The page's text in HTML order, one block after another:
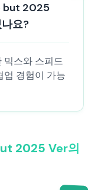
but 2025
요?
믹스와 스피드
업 경험이 가능
2025 Ver의